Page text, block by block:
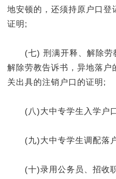
地安顿的，还须持原户口登
证明;
(七) 刑满开释、解除劳
解除劳教告诉书，异地落户
关出具的注销户口的证明;
(八)大中专学生入学户口
(九)大中专学生调配落
(十)录用公务员、招收职